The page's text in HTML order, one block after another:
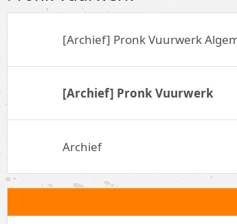
[Archief] Pronk Vuurwerk
[Archief] Pronk Vuurwerk
Archief